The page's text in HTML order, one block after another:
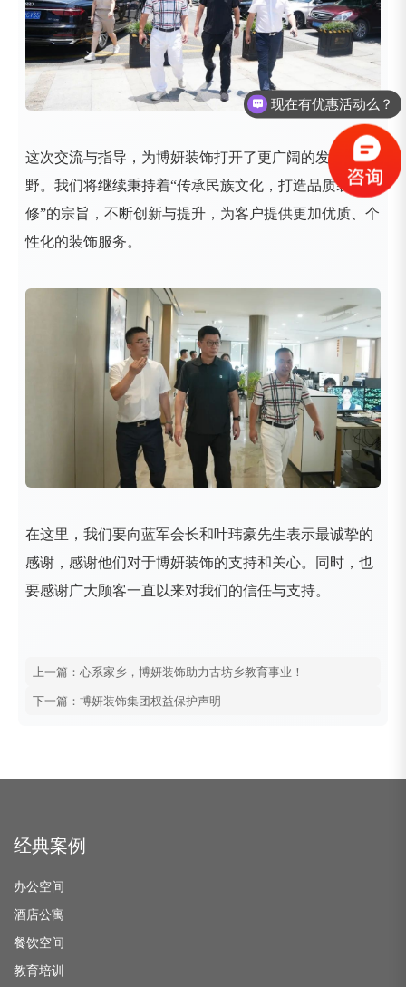
这次交流与指导，为博妍装饰打开了更广阔的发展视
野。我们将继续秉持着“传承民族文化，打造品质装
修”的宗旨，不断创新与提升，为客户提供更加优质、个
性化的装饰服务。
在这里，我们要向蓝军会长和叶玮豪先生表示最诚挚的
感谢，感谢他们对于博妍装饰的支持和关心。同时，也
要感谢广大顾客一直以来对我们的信任与支持。
上一篇：心系家乡，博妍装饰助力古坊乡教育事业！
下一篇：博妍装饰集团权益保护声明
经典案例
办公空间
酒店公寓
餐饮空间
教育培训
现在有优惠活动么？